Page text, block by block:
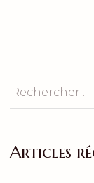
Articles